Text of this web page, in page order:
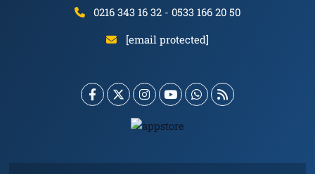
0216 343 16 32 - 0533 166 20 50
[email protected]